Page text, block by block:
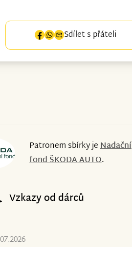
Sdílet s přáteli
Patronem sbírky jeNadační
fond ŠKODA AUTO.
Vzkazy od dárců